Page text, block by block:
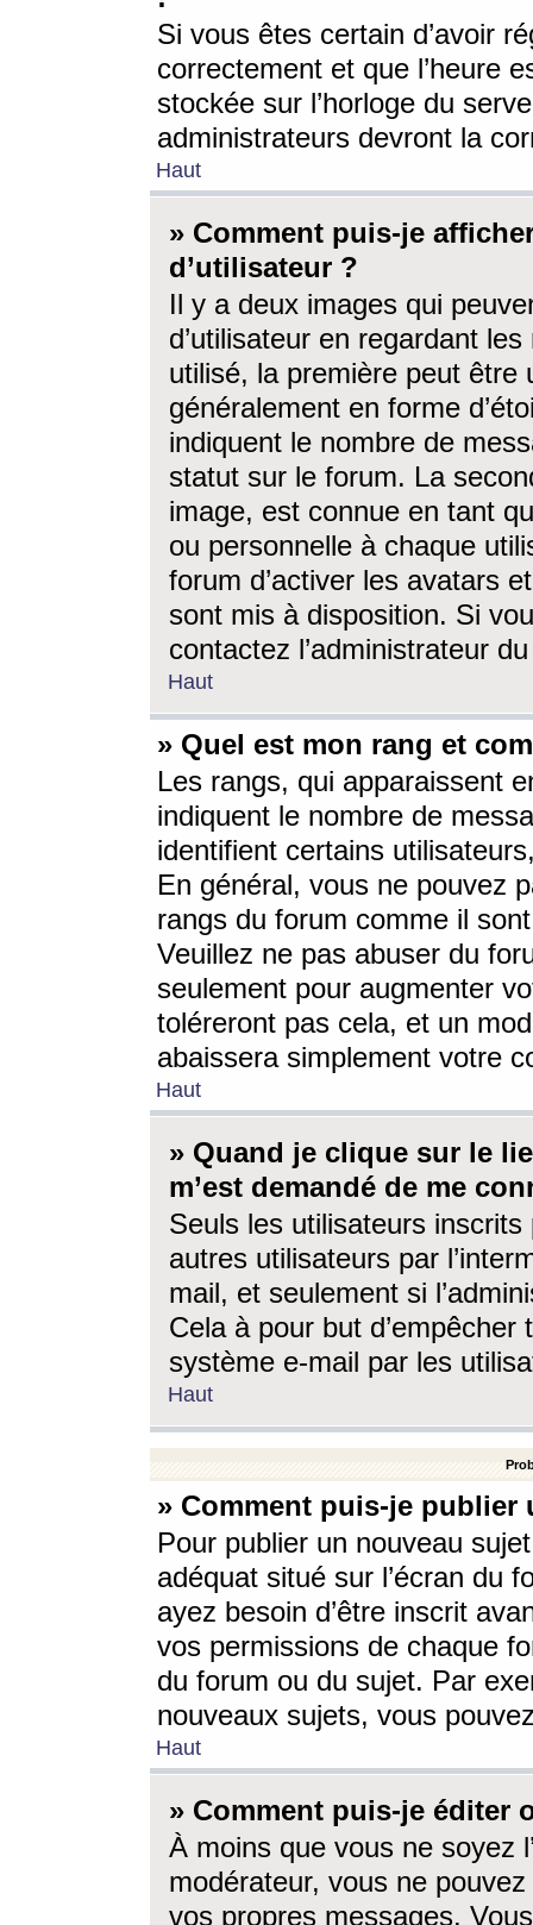
Si vous êtes certain d’avoir
correctement et que l’heure
stockée sur l’horloge du
administrateurs devront la
Haut
» Comment puis-je
d’utilisateur ?
Il y a deux images qui
d’utilisateur en regardant
utilisé, la première peut être
généralement en forme
indiquent le nombre de
statut sur le forum. La
image, est connue en tant
ou personnelle à chaque
forum d’activer les avatars
sont mis à disposition. Si
contactez l’administrateur
Haut
» Quel est mon rang et
Les rangs, qui apparaissent
indiquent le nombre de
identifient certains
En général, vous ne pouvez
rangs du forum comme il
Veuillez ne pas abuser du
seulement pour augmenter
toléreront pas cela, et un
abaissera simplement votre
Haut
» Quand je clique sur le
m’est demandé de me
Seuls les utilisateurs
autres utilisateurs par
mail, et seulement si
Cela à pour but
système e-mail par les
Haut
» Comment puis-je
Pour publier un nouveau
adéquat situé sur l’écran du
ayez besoin d’être inscrit
vos permissions de chaque
du forum ou du sujet. Par
nouveaux sujets, vous
Haut
» Comment puis-je éditer
À moins que vous ne soyez
modérateur, vous ne
vos propres messages.